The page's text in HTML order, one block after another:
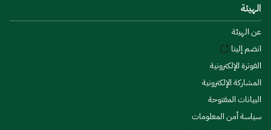
الهيئة
عن الهيئة
انضم إلينا
الفوترة الإلكترونية
المشاركة الإلكترونية
البيانات المفتوحة
سياسة أمن المعلومات